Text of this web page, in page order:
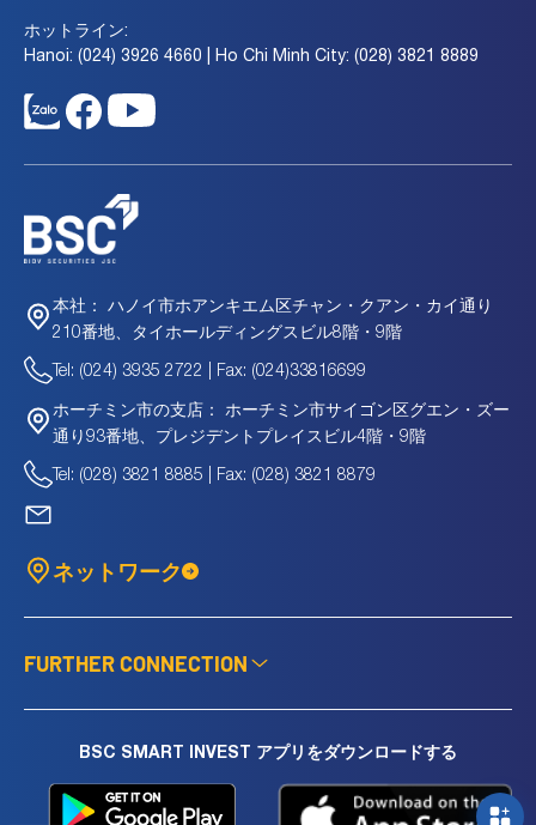
ホットライン:
Hanoi: (024) 3926 4660 | Ho Chi Minh City: (028) 3821 8889
本社：
ハノイ市ホアンキエム区チャン・クアン・カイ通り
210番地、タイホールディングスビル8階・9階
Tel: (024) 3935 2722 | Fax: (024)33816699
ホーチミン市の支店：
ホーチミン市サイゴン区グエン・ズー
通り93番地、プレジデントプレイスビル4階・9階
Tel: (028) 3821 8885 | Fax: (028) 3821 8879
ネットワーク
FURTHER CONNECTION
BSC SMART INVEST アプリをダウンロードする